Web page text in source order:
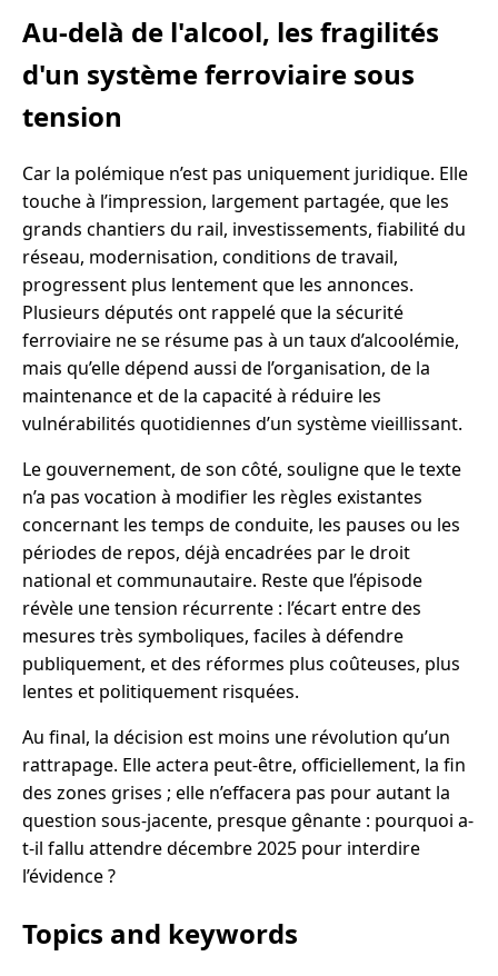
Au-delà de l'alcool, les fragilités
d'un système ferroviaire sous
tension
Car la polémique n’est pas uniquement juridique. Elle
touche à l’impression, largement partagée, que les
grands chantiers du rail, investissements, fiabilité du
réseau, modernisation, conditions de travail,
progressent plus lentement que les annonces.
Plusieurs députés ont rappelé que la sécurité
ferroviaire ne se résume pas à un taux d’alcoolémie,
mais qu’elle dépend aussi de l’organisation, de la
maintenance et de la capacité à réduire les
vulnérabilités quotidiennes d’un système vieillissant.
Le gouvernement, de son côté, souligne que le texte
n’a pas vocation à modifier les règles existantes
concernant les temps de conduite, les pauses ou les
périodes de repos, déjà encadrées par le droit
national et communautaire. Reste que l’épisode
révèle une tension récurrente : l’écart entre des
mesures très symboliques, faciles à défendre
publiquement, et des réformes plus coûteuses, plus
lentes et politiquement risquées.
Au final, la décision est moins une révolution qu’un
rattrapage. Elle actera peut-être, officiellement, la fin
des zones grises ; elle n’effacera pas pour autant la
question sous-jacente, presque gênante : pourquoi a-
t-il fallu attendre décembre 2025 pour interdire
l’évidence ?
Topics and keywords